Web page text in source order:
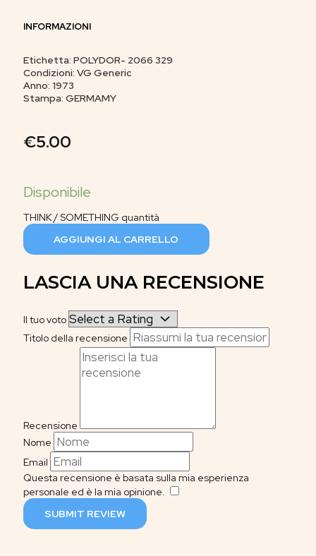
INFORMAZIONI
Etichetta: POLYDOR- 2066 329
Condizioni: VG Generic
Anno: 1973
Stampa: GERMAMY
€5.00
THINK / SOMETHING quantità
AGGIUNGI AL CARRELLO
LASCIA UNA RECENSIONE
Il tuo voto
Titolo della recensione
Recensione
Nome
Email
Questa recensione è basata sulla mia esperienza
personale ed è la mia opinione.
SUBMIT REVIEW